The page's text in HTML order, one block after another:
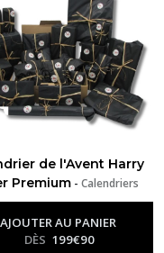
de l'Avent Harry
Premium -Calendriers
Personnalisés Par
AJOUTER AU PANIER
DÈS 199€90